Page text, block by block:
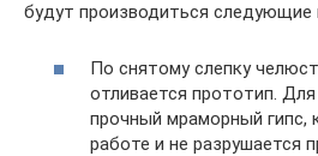
будут производиться следующие
По снятому слепку
отливается прототип.
прочный мраморный гипс,
работе и не разрушается